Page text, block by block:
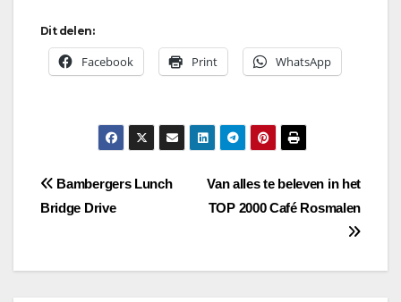
Dit delen:
Facebook Print WhatsApp
Bericht
navigatie
Van alles te beleven in het
TOP 2000 Café Rosmalen
Bambergers Lunch
Bridge Drive